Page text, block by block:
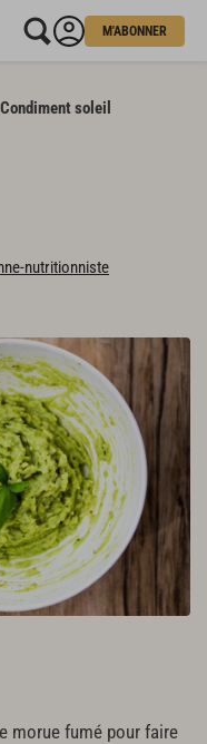
M'ABONNER
Condiment soleil
nutritionniste
morue fumé pour faire